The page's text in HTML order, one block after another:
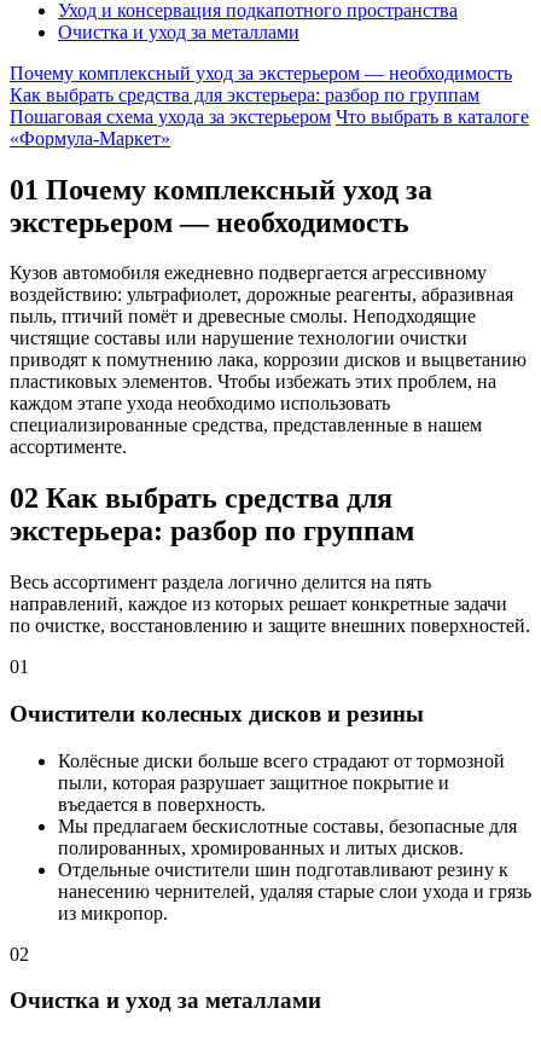
Уход и консервация подкапотного пространства
Очистка и уход за металлами
Почему комплексный уход за экстерьером — необходимость
Как выбрать средства для экстерьера: разбор по группам
Пошаговая схема ухода за экстерьером Что выбрать в каталоге
«Формула-Маркет»
01 Почему комплексный уход за
экстерьером — необходимость
Кузов автомобиля ежедневно подвергается агрессивному
воздействию: ультрафиолет, дорожные реагенты, абразивная
пыль, птичий помёт и древесные смолы. Неподходящие
чистящие составы или нарушение технологии очистки
приводят к помутнению лака, коррозии дисков и выцветанию
пластиковых элементов. Чтобы избежать этих проблем, на
каждом этапе ухода необходимо использовать
специализированные средства, представленные в нашем
ассортименте.
02 Как выбрать средства для
экстерьера: разбор по группам
Весь ассортимент раздела логично делится на пять
направлений, каждое из которых решает конкретные задачи
по очистке, восстановлению и защите внешних поверхностей.
01
Очистители колесных дисков и резины
Колёсные диски больше всего страдают от тормозной
пыли, которая разрушает защитное покрытие и
въедается в поверхность.
Мы предлагаем бескислотные составы, безопасные для
полированных, хромированных и литых дисков.
Отдельные очистители шин подготавливают резину к
нанесению чернителей, удаляя старые слои ухода и грязь
из микропор.
02
Очистка и уход за металлами